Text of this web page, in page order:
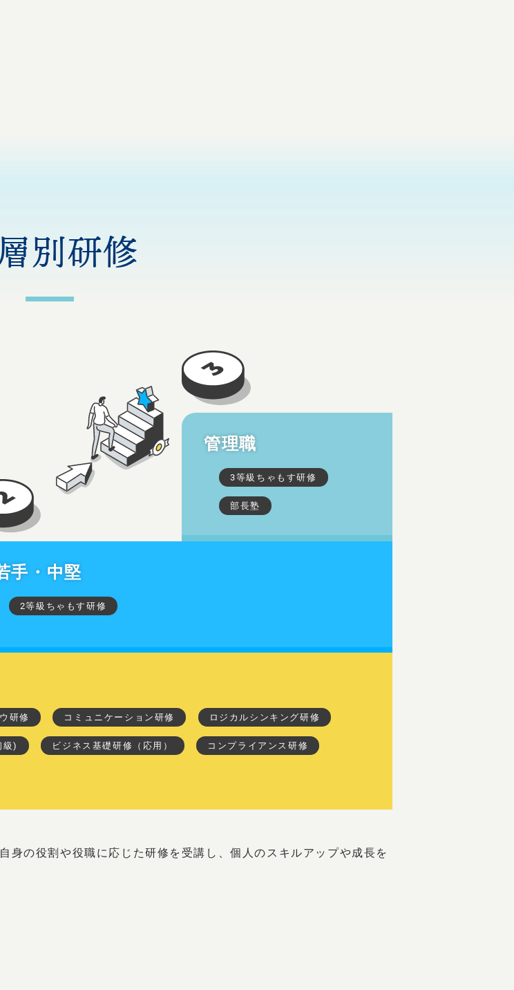
別研修
研修 コミュニケーション研修 ロジカルシンキング研修
級) ビジネス基礎研修（応用） コンプライアンス研修
手・中堅
2等級ちゃもす研修
管理職
3等級ちゃもす研修
部長塾
身の役割や役職に応じた研修を受講し、個人のスキルアップや成長を